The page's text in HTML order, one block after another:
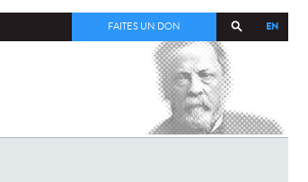
EN
FAITES UN DON
COV-2 /